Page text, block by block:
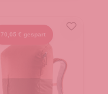
70,05 € gespart